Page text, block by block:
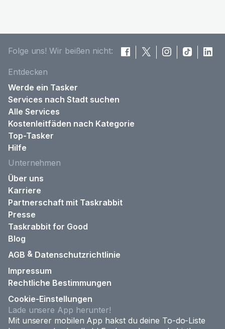
Folge uns! Wir beißen nicht:
Entdecken
Werde ein Tasker
Services nach Stadt suchen
Alle Services
Kostenleitfäden nach Kategorie
Top-Tasker
Hilfe
Unternehmen
Über uns
Karriere
Partnerschaft mit Taskrabbit
Presse
Taskrabbit for Good
Blog
AGB & Datenschutzrichtlinie
Impressum
Rechtliche Bestimmungen
Cookie-Einstellungen
Lade unsere App herunter!
Mit unserer mobilen App hakst du deine To-do-Liste